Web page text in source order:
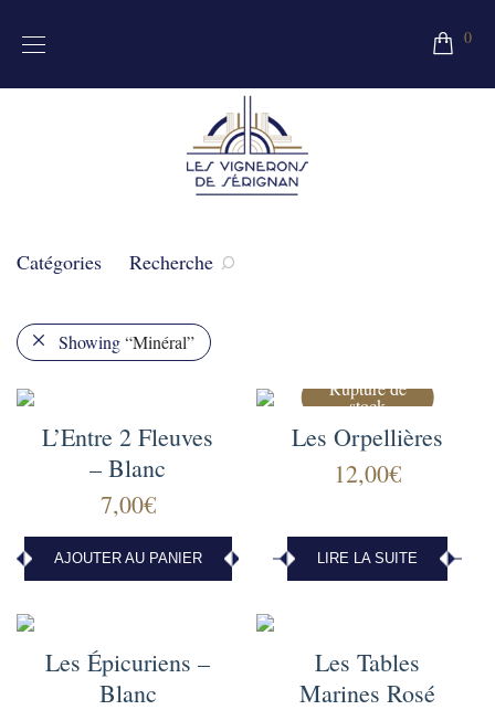
0
Catégories Recherche
Showing“Minéral”
L’Entre 2 Fleuves
– Blanc
7,00€
AJOUTER AU PANIER
Les Orpellières
12,00€
LIRE LA SUITE
Les Épicuriens –
Blanc
Les Tables
Marines Rosé